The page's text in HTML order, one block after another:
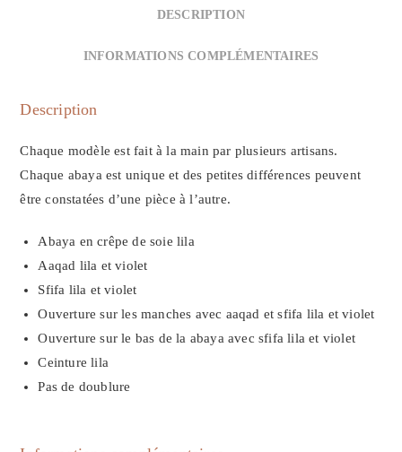
DESCRIPTION
INFORMATIONS COMPLÉMENTAIRES
Description
Chaque modèle est fait à la main par plusieurs artisans.
Chaque abaya est unique et des petites différences peuvent
être constatées d’une pièce à l’autre.
Abaya en crêpe de soie lila
Aaqad lila et violet
Sfifa lila et violet
Ouverture sur les manches avec aaqad et sfifa lila et violet
Ouverture sur le bas de la abaya avec sfifa lila et violet
Ceinture lila
Pas de doublure